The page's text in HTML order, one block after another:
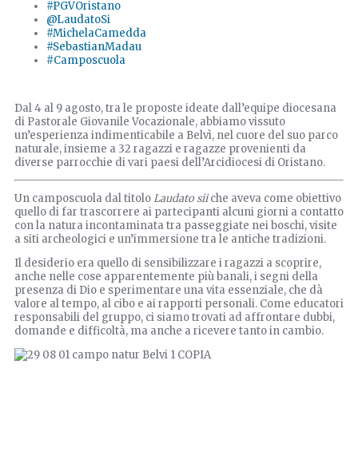
#PGVOristano
@LaudatoSi
#MichelaCamedda
#SebastianMadau
#Camposcuola
Dal 4 al 9 agosto, tra le proposte ideate dall’equipe diocesana
di Pastorale Giovanile Vocazionale, abbiamo vissuto
un’esperienza indimenticabile a Belvì, nel cuore del suo parco
naturale, insieme a 32 ragazzi e ragazze provenienti da
diverse parrocchie di vari paesi dell’Arcidiocesi di Oristano.
Un camposcuola dal titoloLaudato siiche aveva come obiettivo
quello di far trascorrere ai partecipanti alcuni giorni a contatto
con la natura incontaminata tra passeggiate nei boschi, visite
a siti archeologici e un’immersione tra le antiche tradizioni.
Il desiderio era quello di sensibilizzare i ragazzi a scoprire,
anche nelle cose apparentemente più banali, i segni della
presenza di Dio e sperimentare una vita essenziale, che dà
valore al tempo, al cibo e ai rapporti personali. Come educatori
responsabili del gruppo, ci siamo trovati ad affrontare dubbi,
domande e difficoltà, ma anche a ricevere tanto in cambio.